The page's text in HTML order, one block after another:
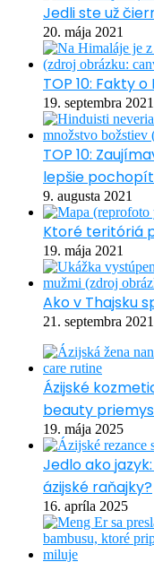
Jedli ste už
20. mája 2021
TOP 10: Fakty
19. septembra 2021
TOP 10:
lepšie
9. augusta 2021
Ktoré teritóriá
19. mája 2021
Ako v Thajsku
21. septembra 2021
Ázijské
beauty
19. mája 2025
Jedlo ako
ázijské raňajky?
16. apríla 2025